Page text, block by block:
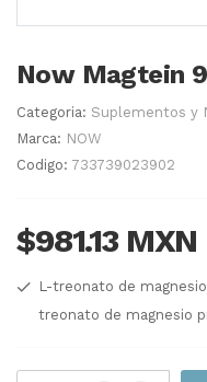
Now Magtein
Categoria: Suplementos y
Marca: NOW
Codigo: 733739023902
$981.13 MXN
L-treonato de
treonato de magnesio